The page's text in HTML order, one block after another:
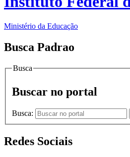
Ministério da Educação
Busca Padrao
Busca
Buscar no portal
Busca:
Redes Sociais